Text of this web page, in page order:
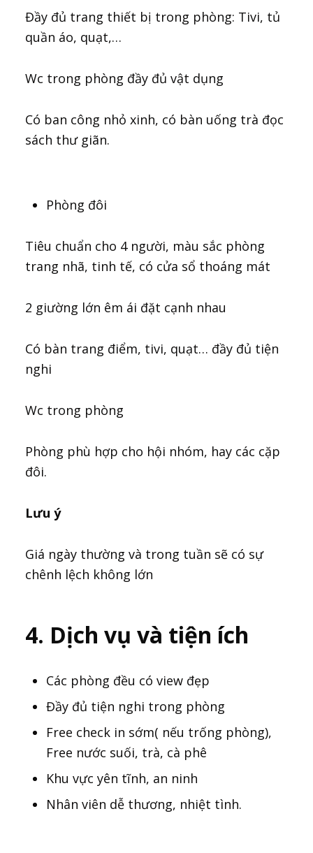
Đầy đủ trang thiết bị trong phòng: Tivi, tủ
quần áo, quạt,…
Wc trong phòng đầy đủ vật dụng
Có ban công nhỏ xinh, có bàn uống trà đọc
sách thư giãn.
Phòng đôi
Tiêu chuẩn cho 4 người, màu sắc phòng
trang nhã, tinh tế, có cửa sổ thoáng mát
2 giường lớn êm ái đặt cạnh nhau
Có bàn trang điểm, tivi, quạt… đầy đủ tiện
nghi
Wc trong phòng
Phòng phù hợp cho hội nhóm, hay các cặp
đôi.
Lưu ý
Giá ngày thường và trong tuần sẽ có sự
chênh lệch không lớn
4. Dịch vụ và tiện ích
Các phòng đều có view đẹp
Đầy đủ tiện nghi trong phòng
Free check in sớm( nếu trống phòng),
Free nước suối, trà, cà phê
Khu vực yên tĩnh, an ninh
Nhân viên dễ thương, nhiệt tình.